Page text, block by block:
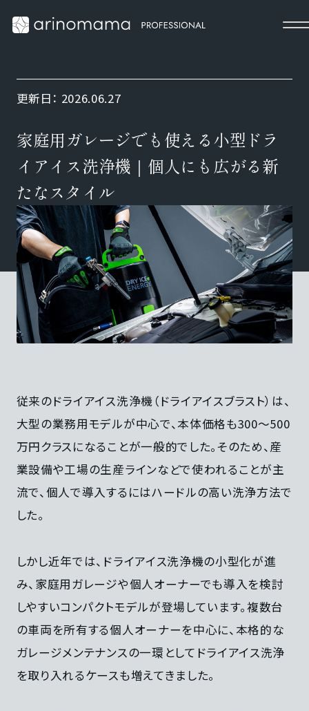
更新日： 2026.06.27
家庭用ガレージでも使える小型ドラ
イアイス洗浄機｜個人にも広がる新
たなスタイル
従来のドライアイス洗浄機（ドライアイスブラスト）は、
大型の業務用モデルが中心で、本体価格も300〜500
万円クラスになることが一般的でした。そのため、産
業設備や工場の生産ラインなどで使われることが主
流で、個人で導入するにはハードルの高い洗浄方法で
した。
しかし近年では、ドライアイス洗浄機の小型化が進
み、家庭用ガレージや個人オーナーでも導入を検討
しやすいコンパクトモデルが登場しています。複数台
の車両を所有する個人オーナーを中心に、本格的な
ガレージメンテナンスの一環としてドライアイス洗浄
を取り入れるケースも増えてきました。